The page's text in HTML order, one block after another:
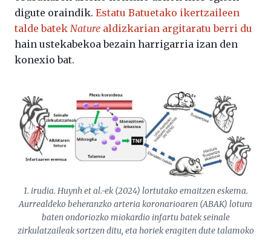
digute oraindik. Estatu Batuetako ikertzaileen
talde batek Nature aldizkarian argitaratu berri du
hain ustekabekoa bezain harrigarria izan den
konexio bat.
1. irudia. Huynh et al.-ek (2024) lortutako emaitzen eskema.
Aurrealdeko beheranzko arteria koronarioaren (ABAK) lotura
baten ondoriozko miokardio infartu batek seinale
zirkulatzaileak sortzen ditu, eta horiek eragiten dute talamoko